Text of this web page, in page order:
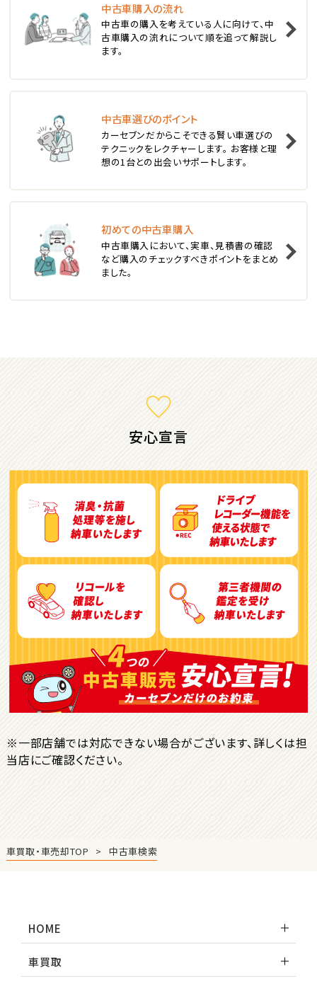
1位
2位
スバル
レガシィツーリングワゴン
3位
トヨタ
カローラフィールダー
2
アルファード
位
トヨタ
ヴォクシー
ＳＵＶ・クロカン
1位
トヨタ
ヤリスクロス
中古車購入の流れ
中古車の購入を考えている人に向けて、中
古車購入の流れについて順を追って解説し
ます。
中古車選びのポイント
カーセブンだからこそできる賢い車選びの
テクニックをレクチャーします。 お客様と理
想の1台との出会いサポートします。
初めての中古車購入
中古車購入において、実車、見積書の確認
など購入のチェックすべきポイントをまとめ
ました。
安心宣言
※一部店舗では対応できない場合がございます、詳しくは担
当店にご確認ください。
車買取・車売却TOP 中古車検索
HOME
車買取